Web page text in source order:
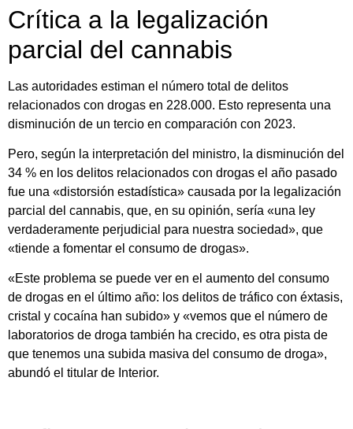
Crítica a la legalización
parcial del cannabis
Las autoridades estiman el número total de delitos
relacionados con drogas en 228.000. Esto representa una
disminución de un tercio en comparación con 2023.
Pero, según la interpretación del ministro, la disminución del
34 % en los delitos relacionados con drogas el año pasado
fue una «distorsión estadística» causada por la legalización
parcial del cannabis, que, en su opinión, sería «una ley
verdaderamente perjudicial para nuestra sociedad», que
«tiende a fomentar el consumo de drogas».
«Este problema se puede ver en el aumento del consumo
de drogas en el último año: los delitos de tráfico con éxtasis,
cristal y cocaína han subido» y «vemos que el número de
laboratorios de droga también ha crecido, es otra pista de
que tenemos una subida masiva del consumo de droga»,
abundó el titular de Interior.